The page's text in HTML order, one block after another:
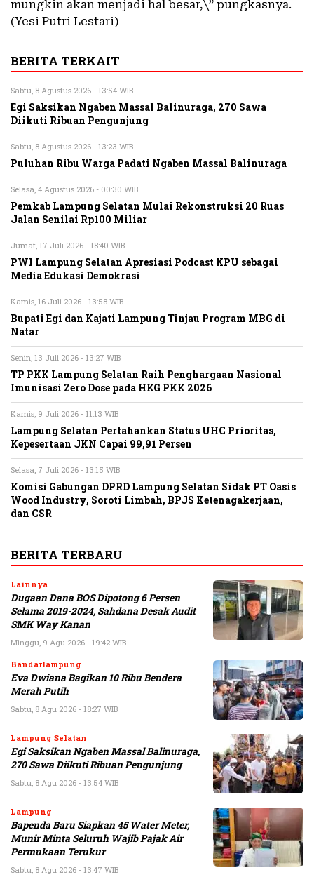
mungkin akan menjadi hal besar,\” pungkasnya.
(Yesi Putri Lestari)
BERITA TERKAIT
Sabtu, 8 Agustus 2026 - 13:54 WIB
Egi Saksikan Ngaben Massal Balinuraga, 270 Sawa
Diikuti Ribuan Pengunjung
Sabtu, 8 Agustus 2026 - 13:23 WIB
Puluhan Ribu Warga Padati Ngaben Massal Balinuraga
Selasa, 4 Agustus 2026 - 00:30 WIB
Pemkab Lampung Selatan Mulai Rekonstruksi 20 Ruas
Jalan Senilai Rp100 Miliar
Jumat, 17 Juli 2026 - 18:40 WIB
PWI Lampung Selatan Apresiasi Podcast KPU sebagai
Media Edukasi Demokrasi
Kamis, 16 Juli 2026 - 13:58 WIB
Bupati Egi dan Kajati Lampung Tinjau Program MBG di
Natar
Senin, 13 Juli 2026 - 13:27 WIB
TP PKK Lampung Selatan Raih Penghargaan Nasional
Imunisasi Zero Dose pada HKG PKK 2026
Kamis, 9 Juli 2026 - 11:13 WIB
Lampung Selatan Pertahankan Status UHC Prioritas,
Kepesertaan JKN Capai 99,91 Persen
Selasa, 7 Juli 2026 - 13:15 WIB
Komisi Gabungan DPRD Lampung Selatan Sidak PT Oasis
Wood Industry, Soroti Limbah, BPJS Ketenagakerjaan,
dan CSR
BERITA TERBARU
Lainnya
Dugaan Dana BOS Dipotong 6 Persen
Selama 2019-2024, Sahdana Desak Audit
SMK Way Kanan
Minggu, 9 Agu 2026 - 19:42 WIB
Bandarlampung
Eva Dwiana Bagikan 10 Ribu Bendera
Merah Putih
Sabtu, 8 Agu 2026 - 18:27 WIB
Lampung Selatan
Egi Saksikan Ngaben Massal Balinuraga,
270 Sawa Diikuti Ribuan Pengunjung
Sabtu, 8 Agu 2026 - 13:54 WIB
Lampung
Bapenda Baru Siapkan 45 Water Meter,
Munir Minta Seluruh Wajib Pajak Air
Permukaan Terukur
Sabtu, 8 Agu 2026 - 13:47 WIB